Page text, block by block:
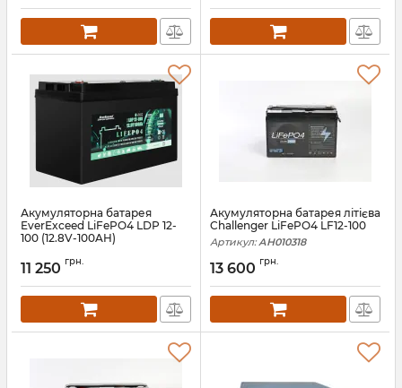
Акумуляторна батарея
EverExceed LiFePO4 LDP 12-
100 (12.8V-100AH)
100
11 250 грн.
Акумуляторна батарея літієва
Challenger LiFePO4 LF12-100
Артикул: АН010318
13 600 грн.